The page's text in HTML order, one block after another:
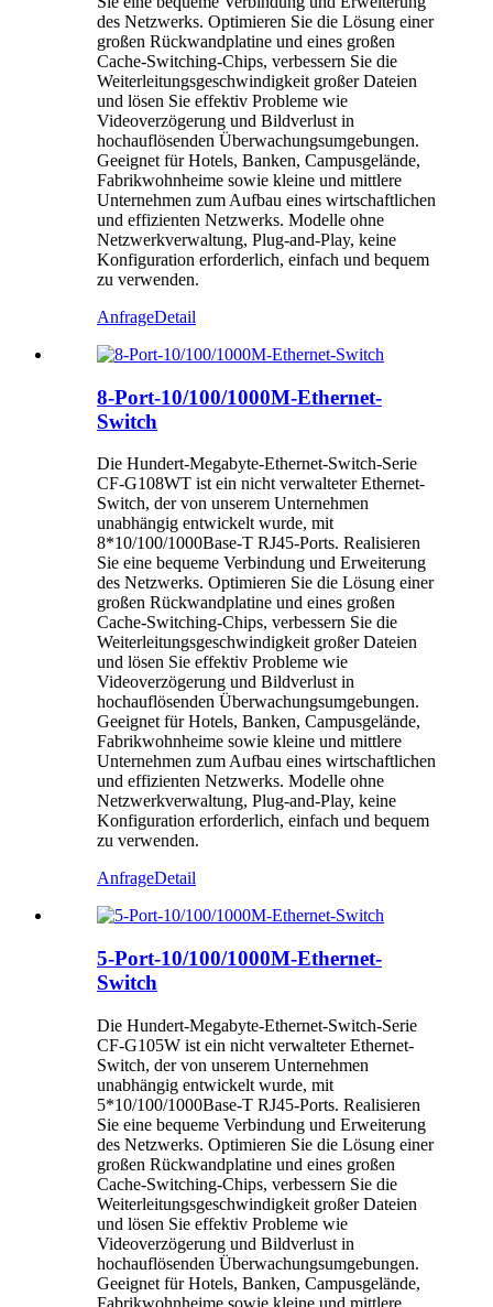
des Netzwerks. Optimieren Sie die Lösung einer
großen Rückwandplatine und eines großen
Cache-Switching-Chips, verbessern Sie die
Weiterleitungsgeschwindigkeit großer Dateien
und lösen Sie effektiv Probleme wie
Videoverzögerung und Bildverlust in
hochauflösenden Überwachungsumgebungen.
Geeignet für Hotels, Banken, Campusgelände,
Fabrikwohnheime sowie kleine und mittlere
Unternehmen zum Aufbau eines wirtschaftlichen
und effizienten Netzwerks. Modelle ohne
Netzwerkverwaltung, Plug-and-Play, keine
Konfiguration erforderlich, einfach und bequem
zu verwenden.
AnfrageDetail
8-Port-10/100/1000M-Ethernet-
Switch
Die Hundert-Megabyte-Ethernet-Switch-Serie
CF-G108WT ist ein nicht verwalteter Ethernet-
Switch, der von unserem Unternehmen
unabhängig entwickelt wurde, mit
8*10/100/1000Base-T RJ45-Ports. Realisieren
Sie eine bequeme Verbindung und Erweiterung
des Netzwerks. Optimieren Sie die Lösung einer
großen Rückwandplatine und eines großen
Cache-Switching-Chips, verbessern Sie die
Weiterleitungsgeschwindigkeit großer Dateien
und lösen Sie effektiv Probleme wie
Videoverzögerung und Bildverlust in
hochauflösenden Überwachungsumgebungen.
Geeignet für Hotels, Banken, Campusgelände,
Fabrikwohnheime sowie kleine und mittlere
Unternehmen zum Aufbau eines wirtschaftlichen
und effizienten Netzwerks. Modelle ohne
Netzwerkverwaltung, Plug-and-Play, keine
Konfiguration erforderlich, einfach und bequem
zu verwenden.
AnfrageDetail
5-Port-10/100/1000M-Ethernet-
Switch
Die Hundert-Megabyte-Ethernet-Switch-Serie
CF-G105W ist ein nicht verwalteter Ethernet-
Switch, der von unserem Unternehmen
unabhängig entwickelt wurde, mit
5*10/100/1000Base-T RJ45-Ports. Realisieren
Sie eine bequeme Verbindung und Erweiterung
des Netzwerks. Optimieren Sie die Lösung einer
großen Rückwandplatine und eines großen
Cache-Switching-Chips, verbessern Sie die
Weiterleitungsgeschwindigkeit großer Dateien
und lösen Sie effektiv Probleme wie
Videoverzögerung und Bildverlust in
hochauflösenden Überwachungsumgebungen.
Geeignet für Hotels, Banken, Campusgelände,
Fabrikwohnheime sowie kleine und mittlere